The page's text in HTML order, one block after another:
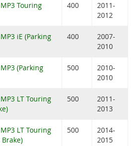
MP3 Touring
400
2011-
2012
MP3 iE (Parking
400
2007-
2010
MP3 (Parking
500
2010-
2010
MP3 LT Touring
500
2011-
2013
MP3 LT Touring
Brake)
500
2014-
2015